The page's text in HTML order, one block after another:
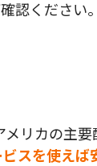
認ください。
メリカの主
スを使えば